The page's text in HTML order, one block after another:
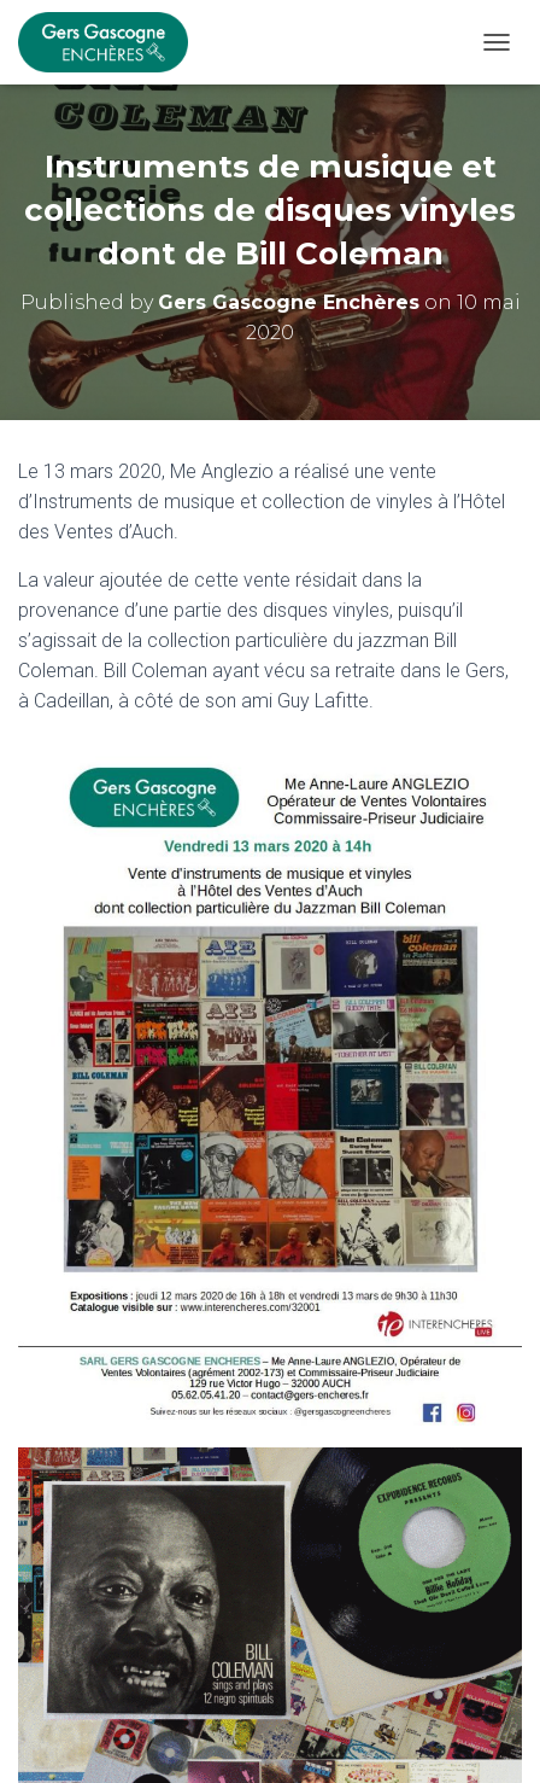
Instruments de musique et
collections de disques vinyles
dont de Bill Coleman
Published by Gers Gascogne Enchèreson10 mai
2020
Le 13 mars 2020, Me Anglezio a réalisé une vente
d’Instruments de musique et collection de vinyles à l’Hôtel
des Ventes d’Auch.
La valeur ajoutée de cette vente résidait dans la
provenance d’une partie des disques vinyles, puisqu’il
s’agissait de la collection particulière du jazzman Bill
Coleman. Bill Coleman ayant vécu sa retraite dans le Gers,
à Cadeillan, à côté de son ami Guy Lafitte.